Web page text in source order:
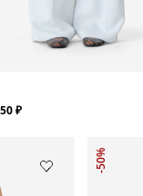
₽
-50%